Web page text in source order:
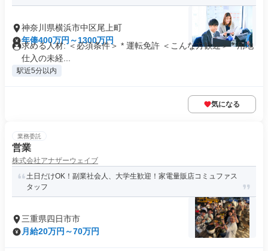
神奈川県横浜市中区尾上町
年俸400万円～1300万円
求める人材: ＜必須条件＞ * 運転免許 ＜こんな方歓迎＞ * 用地
仕入の未経...
駅近5分以内
気になる
業務委託
営業
株式会社アナザーウェイブ
土日だけOK！副業社会人、大学生歓迎！家電量販店コミュファス
タッフ
三重県四日市市
月給20万円～70万円